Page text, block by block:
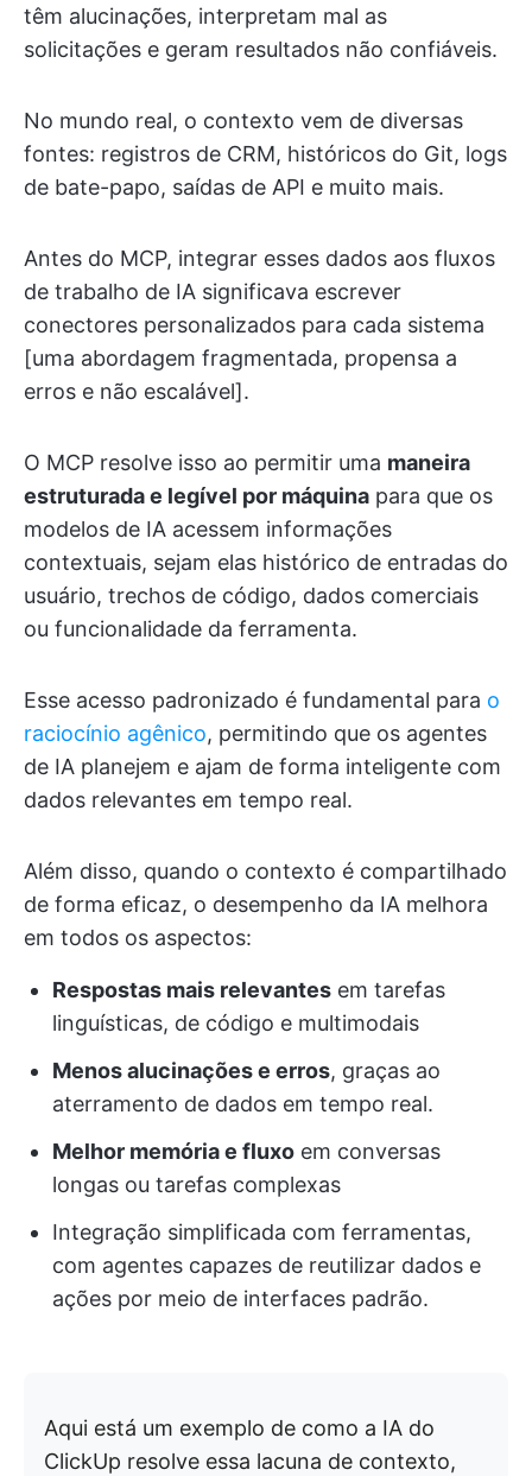
têm alucinações, interpretam mal as
solicitações e geram resultados não confiáveis.
No mundo real, o contexto vem de diversas
fontes: registros de CRM, históricos do Git, logs
de bate-papo, saídas de API e muito mais.
Antes do MCP, integrar esses dados aos fluxos
de trabalho de IA significava escrever
conectores personalizados para cada sistema
[uma abordagem fragmentada, propensa a
erros e não escalável].
O MCP resolve isso ao permitir uma maneira
estruturada e legível por máquina para que os
modelos de IA acessem informações
contextuais, sejam elas histórico de entradas do
usuário, trechos de código, dados comerciais
ou funcionalidade da ferramenta.
Esse acesso padronizado é fundamental para o
raciocínio agênico, permitindo que os agentes
de IA planejem e ajam de forma inteligente com
dados relevantes em tempo real.
Além disso, quando o contexto é compartilhado
de forma eficaz, o desempenho da IA melhora
em todos os aspectos:
Respostas mais relevantes em tarefas
linguísticas, de código e multimodais
Menos alucinações e erros, graças ao
aterramento de dados em tempo real.
Melhor memória e fluxo em conversas
longas ou tarefas complexas
Integração simplificada com ferramentas,
com agentes capazes de reutilizar dados e
ações por meio de interfaces padrão.
Aqui está um exemplo de como a IA do
ClickUp resolve essa lacuna de contexto,